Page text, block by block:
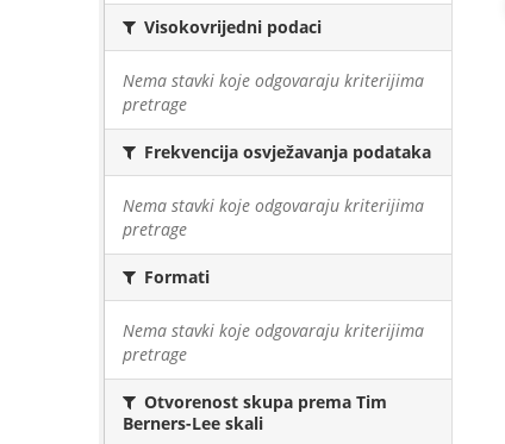
Visokovrijedni podaci
Nema stavki koje odgovaraju kriterijima
pretrage
Frekvencija osvježavanja podataka
Nema stavki koje odgovaraju kriterijima
pretrage
Formati
Nema stavki koje odgovaraju kriterijima
pretrage
Otvorenost skupa prema Tim
Berners-Lee skali